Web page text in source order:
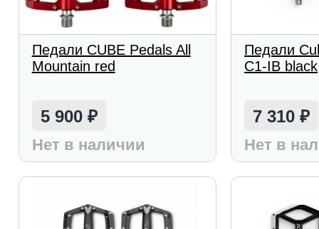
Педали CUBE Pedals All
Mountain red
5 900 ₽
Нет в наличии
Педали
C1-IB black
7 310₽
Нет в